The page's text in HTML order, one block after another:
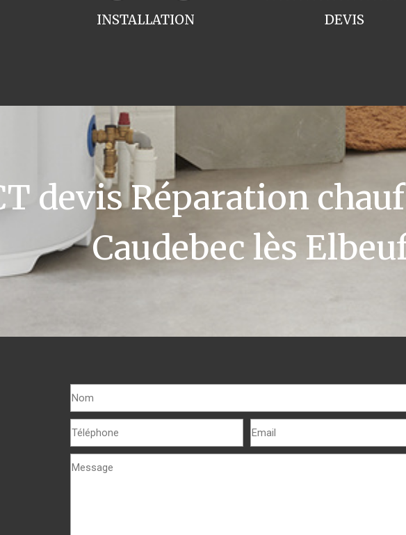
INSTALLATION DEVIS
devis Réparation
Caudebec lès